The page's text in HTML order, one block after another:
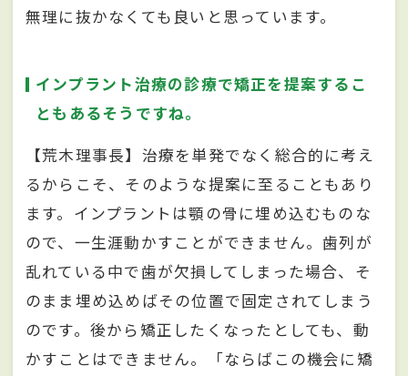
無理に抜かなくても良いと思っています。
インプラント治療の診療で矯正を提案するこ
ともあるそうですね。
【荒木理事長】治療を単発でなく総合的に考え
るからこそ、そのような提案に至ることもあり
ます。インプラントは顎の骨に埋め込むものな
ので、一生涯動かすことができません。歯列が
乱れている中で歯が欠損してしまった場合、そ
のまま埋め込めばその位置で固定されてしまう
のです。後から矯正したくなったとしても、動
かすことはできません。「ならばこの機会に矯